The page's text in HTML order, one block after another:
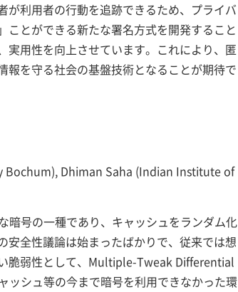
が利用者の行動を追跡できるため、プライバ
とができる新たな署名方式を開発すること
実用性を向上させています。これにより、匿
を守る社会の基盤技術となることが期待で
Bochum), Dhiman Saha (Indian Institute of
暗号の一種であり、キャッシュをランダム化
全性議論は始まったばかりで、従来では想
脆弱性として、Multiple-Tweak Differential
ッシュ等の今まで暗号を利用できなかった環